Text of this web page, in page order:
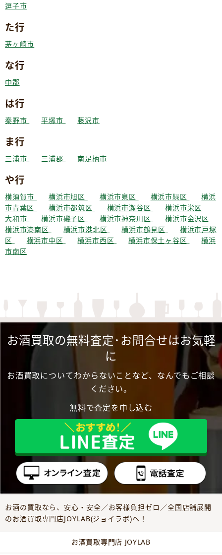
逗子市
た行
茅ヶ崎市
な行
中郡
は行
秦野市 平塚市 藤沢市
ま行
三浦市 三浦郡 南足柄市
や行
横須賀市 横浜市旭区 横浜市泉区 横浜市緑区
横浜
市青葉区
横浜市都筑区 横浜市瀬谷区
横浜市栄区
大和市
横浜市磯子区 横浜市神奈川区
横浜市金沢区
横浜市港南区
横浜市港北区 横浜市鶴見区
横浜市戸塚
区
横浜市中区 横浜市西区 横浜市保土ヶ谷区
横浜
市南区
お酒買取の無料査定･お問合せはお気軽
に
お酒買取についてわからないことなど、なんでもご相談
ください。
無料で査定を申し込む
お酒の買取なら、安心・安全／お客様負担ゼロ／全国店舗展開
のお酒買取専門店JOYLAB(ジョイラボ)へ！
お酒買取専門店 JOYLAB